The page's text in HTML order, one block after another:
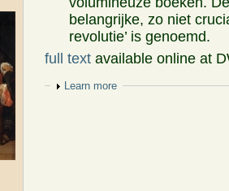
belangrijke, zo niet
revolutie’ is genoemd.
full text available online at
Show
Learn more